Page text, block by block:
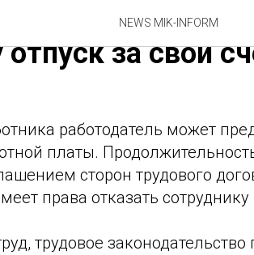
NEWS MIK-INFORM
обязан
за свой
работодатель может
платы.
сторон трудового
права отказать
трудовое